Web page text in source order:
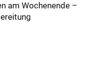
am Wochenende –